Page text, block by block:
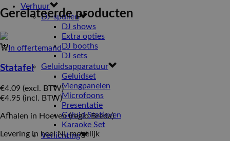
Verhuur
DJ-spullen
DJ shows
Extra opties
DJ booths
DJ sets
Geluidsapparatuur
Geluidset
Mengpanelen
Microfoons
Presentatie
Geluid Statieven
Karaoke Set
Verlichting
Gerelateerde producten
In offertemand
Statafel
€4.09 (excl. BTW)
€4.95 (incl. BTW)
Afhalen in Hoeven (regio Breda)
Levering in heel NL mogelijk